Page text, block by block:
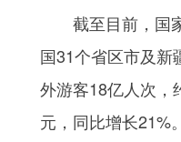
截至目前，国家
国31个省区市及新
外游客18亿人次，
元，同比增长21%。